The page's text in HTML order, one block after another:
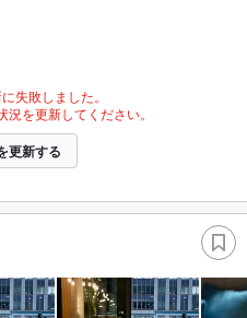
失敗しました。
を更新してください。
更新する